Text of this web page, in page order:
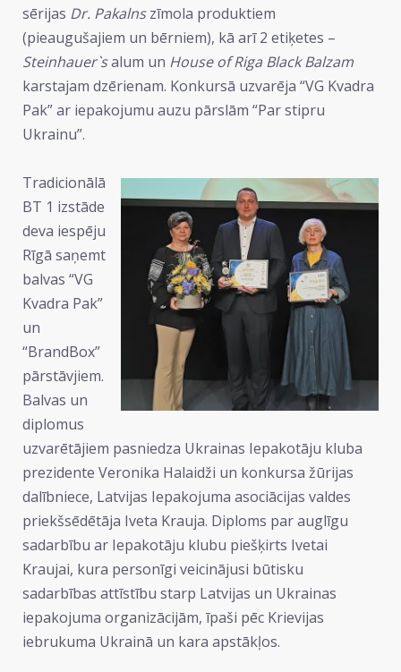
sērijas Dr. Pakalnszīmola produktiem
(pieaugušajiem un bērniem), kā arī 2 etiķetes –
Steinhauer`salum un House of Riga Black Balzam
karstajam dzērienam. Konkursā uzvarēja “VG Kvadra
Pak” ar iepakojumu auzu pārslām “Par stipru
Ukrainu”.
Tradicionālā
BT 1 izstāde
deva iespēju
Rīgā saņemt
balvas “VG
Kvadra Pak”
un
“BrandBox”
pārstāvjiem.
Balvas un
diplomus
uzvarētājiem pasniedza Ukrainas Iepakotāju kluba
prezidente Veronika Halaidži un konkursa žūrijas
dalībniece, Latvijas Iepakojuma asociācijas valdes
priekšsēdētāja Iveta Krauja. Diploms par auglīgu
sadarbību ar Iepakotāju klubu piešķirts Ivetai
Kraujai, kura personīgi veicinājusi būtisku
sadarbības attīstību starp Latvijas un Ukrainas
iepakojuma organizācijām, īpaši pēc Krievijas
iebrukuma Ukrainā un kara apstākļos.